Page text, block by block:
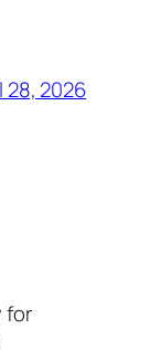
28, 2026
for